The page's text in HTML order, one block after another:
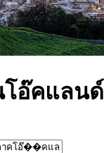
อ๊คแลนด์